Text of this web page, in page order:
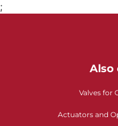
;
Also
Valves for
Actuators and